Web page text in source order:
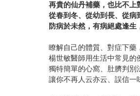
再貴的仙丹補藥，也比不上
從春到冬、從幼到長、從病
防病於未然，有病絕處逢生
瞭解自己的體質、對症下藥
楊世敏醫師用生活中常見的
獨特簡單的心窩、肚臍判別
讓你不再人云亦云、誤信一